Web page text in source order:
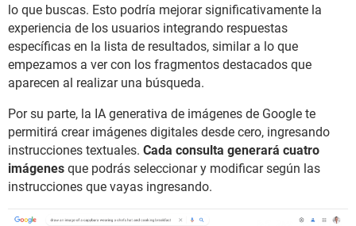
lo que buscas. Esto podría mejorar significativamente la
experiencia de los usuarios integrando respuestas
específicas en la lista de resultados, similar a lo que
empezamos a ver con los fragmentos destacados que
aparecen al realizar una búsqueda.
Por su parte, la IA generativa de imágenes de Google te
permitirá crear imágenes digitales desde cero, ingresando
instrucciones textuales. Cada consulta generará cuatro
imágenes que podrás seleccionar y modificar según las
instrucciones que vayas ingresando.